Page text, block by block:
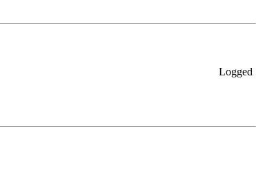
Logged